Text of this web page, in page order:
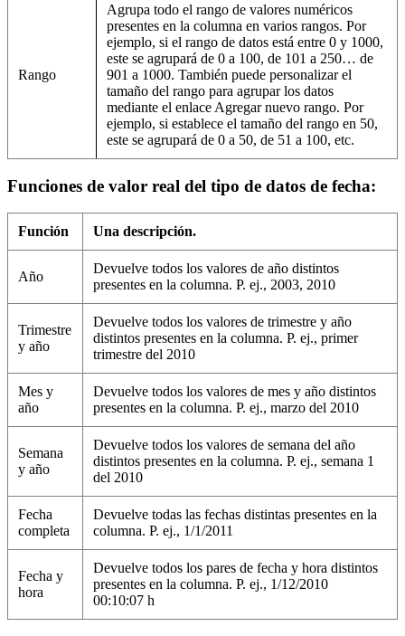
Rango
Agrupa todo el rango de valores numéricos
presentes en la columna en varios rangos. Por
ejemplo, si el rango de datos está entre 0 y 1000,
este se agrupará de 0 a 100, de 101 a 250… de
901 a 1000. También puede personalizar el
tamaño del rango para agrupar los datos
mediante el enlace Agregar nuevo rango. Por
ejemplo, si establece el tamaño del rango en 50,
este se agrupará de 0 a 50, de 51 a 100, etc.
Funciones de valor real del tipo de datos de fecha:
Función Una descripción.
Año
Devuelve todos los valores de año distintos
presentes en la columna. P. ej., 2003, 2010
Trimestre
y año
Devuelve todos los valores de trimestre y año
distintos presentes en la columna. P. ej., primer
trimestre del 2010
Mes y
año
Devuelve todos los valores de mes y año distintos
presentes en la columna. P. ej., marzo del 2010
Semana
y año
Devuelve todos los valores de semana del año
distintos presentes en la columna. P. ej., semana 1
del 2010
Fecha
completa
Devuelve todas las fechas distintas presentes en la
columna. P. ej., 1/1/2011
Fecha y
hora
Devuelve todos los pares de fecha y hora distintos
presentes en la columna. P. ej., 1/12/2010
00:10:07 h